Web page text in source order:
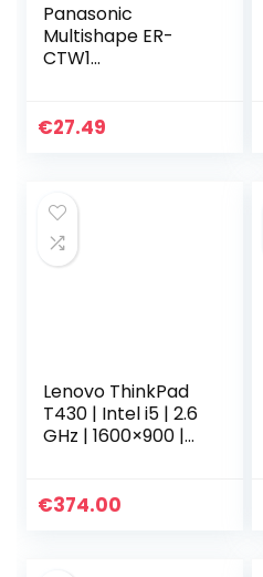
Panasonic
Multishape ER-
CTW1
lichaam, 39
€27.49
Lenovo ThinkPad
T430 | Intel i5 | 2.6
GHz | 1600×900 |
– 240 – 480 GB
€374.00